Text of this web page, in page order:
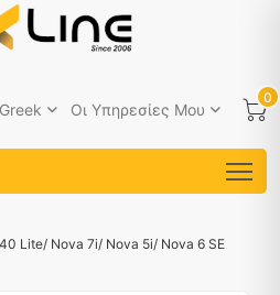
Greek Οι Υπηρεσίες Μου
0
Lite/ Nova 7i/ Nova 5i/ Nova 6 SE